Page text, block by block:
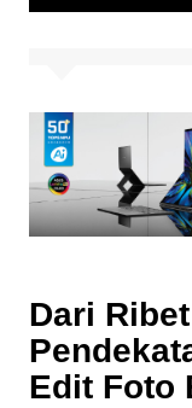
Dari
Edit Foto